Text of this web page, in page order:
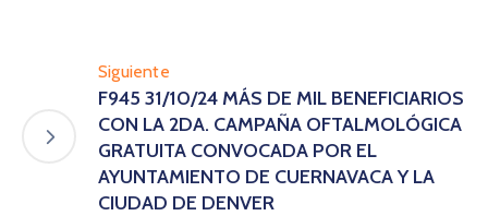
Siguiente
F945 31/10/24 MÁS DE MIL BENEFICIARIOS
CON LA 2DA. CAMPAÑA OFTALMOLÓGICA
GRATUITA CONVOCADA POR EL
AYUNTAMIENTO DE CUERNAVACA Y LA
CIUDAD DE DENVER